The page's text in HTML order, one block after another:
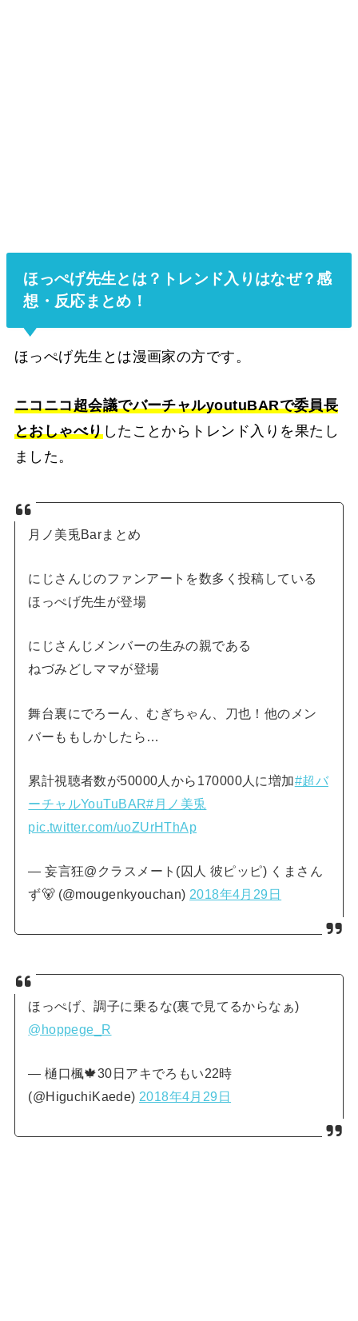
ほっぺげ先生とは？トレンド入りはなぜ？感
想・反応まとめ！
ほっぺげ先生とは漫画家の方です。
ニコニコ超会議でバーチャルyoutuBARで委員長
とおしゃべりしたことからトレンド入りを果たし
ました。
月ノ美兎Barまとめ
にじさんじのファンアートを数多く投稿している
ほっぺげ先生が登場
にじさんじメンバーの生みの親である
ねづみどしママが登場
舞台裏にでろーん、むぎちゃん、刀也！他のメン
バーももしかしたら…
累計視聴者数が50000人から170000人に増加#超バ
ーチャルYouTuBAR#月ノ美兎
pic.twitter.com/uoZUrHThAp
— 妄言狂@クラスメート(囚人 彼ピッピ) くまさん
ず🐻 (@mougenkyouchan) 2018年4月29日
ほっぺげ、調子に乗るな(裏で見てるからなぁ)
@hoppege_R
— 樋口楓🍁30日アキでろもい22時
(@HiguchiKaede) 2018年4月29日